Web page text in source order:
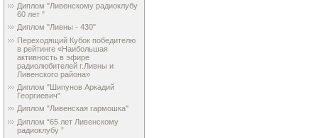
Диплом "Ливенскому радиоклубу
60 лет "
Диплом "Ливны - 430"
Переходящий Кубок победителю
в рейтинге «Наибольшая
активность в эфире
радиолюбителей г.Ливны и
Ливенского района»
Диплом "Шипунов Аркадий
Георгиевич"
Диплом "Ливенская гармошка"
Диплом “65 лет Ливенскому
радиоклубу ”